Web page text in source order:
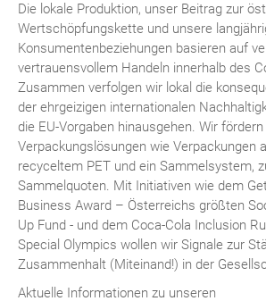
Die lokale Produktion, unser Beitrag zur
Wertschöpfungskette und unsere
Konsumentenbeziehungen basieren auf
vertrauensvollem Handeln innerhalb des
Zusammen verfolgen wir lokal die
der ehrgeizigen internationalen
die EU-Vorgaben hinausgehen. Wir
Verpackungslösungen wie Verpackungen
recyceltem PET und ein Sammelsystem,
Sammelquoten. Mit Initiativen wie dem
Business Award – Österreichs größten
Up Fund - und dem Coca-Cola Inclusion
Special Olympics wollen wir Signale zur
Zusammenhalt (Miteinand!) in der
Aktuelle Informationen zu unseren